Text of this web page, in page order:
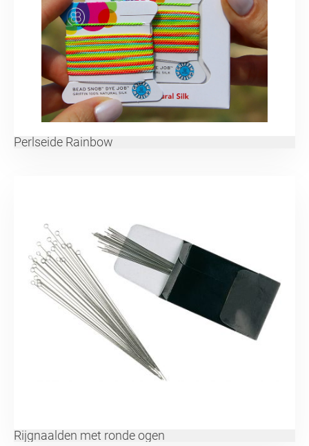
Perlseide Rainbow
Rijgnaalden met ronde ogen